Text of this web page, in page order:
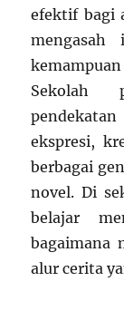
efektif bagi
mengasah
Sekolah
ekspresi,
berbagai
novel. Di
belajar
bagaimana
alur cerita